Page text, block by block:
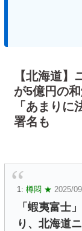
【北海道
が5億円の
「あまり
署名も
1: 樽悶 ★ 2025/
「蝦夷富士
り、北海道